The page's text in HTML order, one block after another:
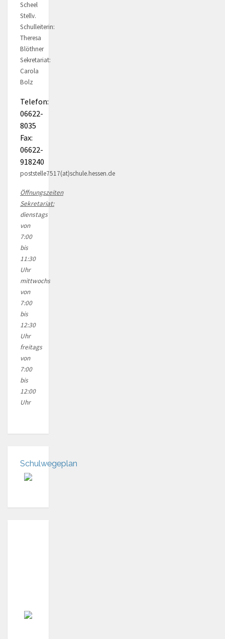
Scheel
Stellv.
Schulleiterin:
Theresa
Blöthner
Sekretariat:
Carola
Bolz
Telefon:
06622-
8035
Fax:
06622-
918240
poststelle7517(at)schule.hessen.de
Öffnungszeiten
Sekretariat:
dienstags
von
7:00
bis
11:30
Uhr
mittwochs
von
7:00
bis
12:30
Uhr
freitags
von
7:00
bis
12:00
Uhr
Schulwegeplan